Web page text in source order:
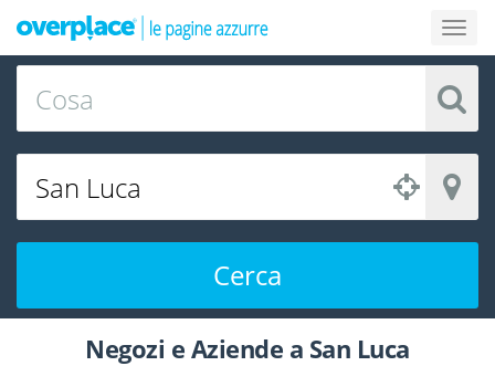
Cerca
Negozi e Aziende a San Luca